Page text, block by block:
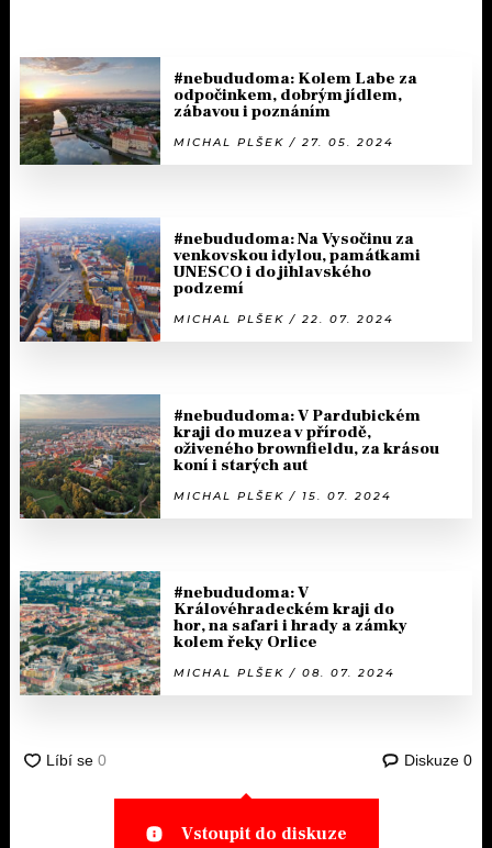
#nebududoma: Kolem Labe za
odpočinkem, dobrým jídlem,
zábavou i poznáním
MICHAL PLŠEK / 27. 05. 2024
#nebududoma: Na Vysočinu za
venkovskou idylou, památkami
UNESCO i do jihlavského
podzemí
MICHAL PLŠEK / 22. 07. 2024
#nebududoma: V Pardubickém
kraji do muzea v přírodě,
oživeného brownfieldu, za krásou
koní i starých aut
MICHAL PLŠEK / 15. 07. 2024
#nebududoma: V
Královéhradeckém kraji do
hor, na safari i hrady a zámky
kolem řeky Orlice
MICHAL PLŠEK / 08. 07. 2024
Diskuze 0
Vstoupit do diskuze